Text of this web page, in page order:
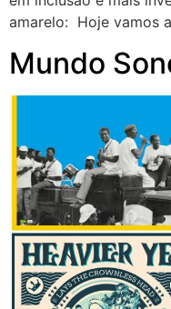
amarelo: Hoje vamos
Mundo